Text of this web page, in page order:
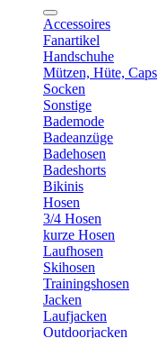
Accessoires
Fanartikel
Handschuhe
Mützen, Hüte, Caps
Socken
Sonstige
Bademode
Badeanzüge
Badehosen
Badeshorts
Bikinis
Hosen
3/4 Hosen
kurze Hosen
Laufhosen
Skihosen
Trainingshosen
Jacken
Laufjacken
Outdoorjacken